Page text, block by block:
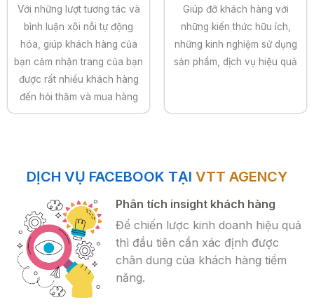
Với những lượt tương tác và
bình luận xôi nỗi tự động
hóa, giúp khách hàng của
bạn cảm nhận trang của bạn
được rất nhiều khách hàng
đến hỏi thăm và mua hàng
Giúp đỡ khách hàng với
những kiến thức hữu ích,
những kinh nghiệm sử dụng
sản phẩm, dịch vụ hiệu quả
DỊCH VỤ FACEBOOK TẠI VTT AGENCY
Phân tích insight khách hàng
Để chiến lược kinh doanh hiệu quả
thì đầu tiên cần xác định được
chân dung của khách hàng tiềm
năng.